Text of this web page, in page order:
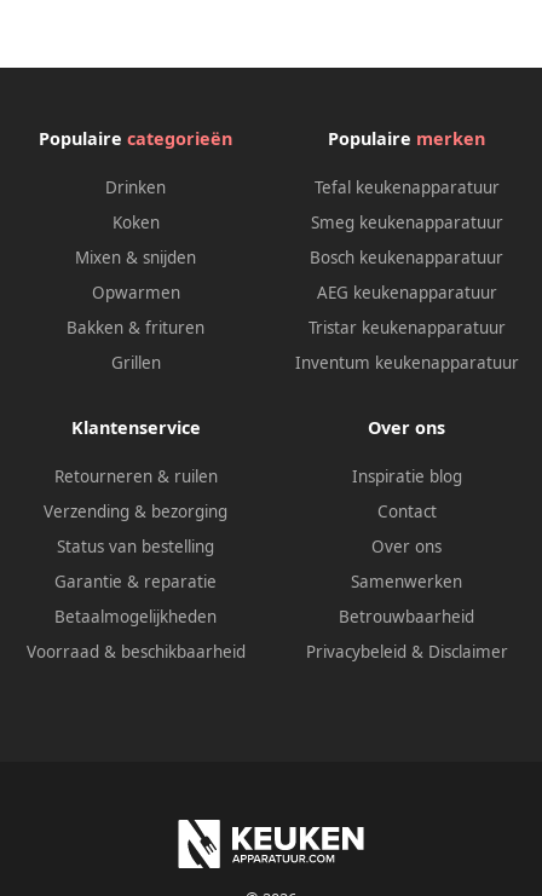
droogkookbeveiliging Zwart
Populaire categorieën
Drinken
Koken
Mixen & snijden
Opwarmen
Bakken & frituren
Grillen
Populaire merken
Tefal keukenapparatuur
Smeg keukenapparatuur
Bosch keukenapparatuur
AEG keukenapparatuur
Tristar keukenapparatuur
Inventum keukenapparatuur
Klantenservice
Retourneren & ruilen
Verzending & bezorging
Status van bestelling
Garantie & reparatie
Betaalmogelijkheden
Voorraad & beschikbaarheid
Over ons
Inspiratie blog
Contact
Over ons
Samenwerken
Betrouwbaarheid
Privacybeleid & Disclaimer